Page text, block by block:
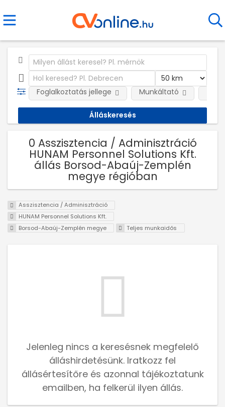
Foglalkoztatás jellege Munkáltató
0 Asszisztencia / Adminisztráció
HUNAM Personnel Solutions Kft.
állás Borsod-Abaúj-Zemplén
megye régióban
Asszisztencia / Adminisztráció
HUNAM Personnel Solutions Kft.
Borsod-Abaúj-Zemplén megye
Teljes munkaidős
Jelenleg nincs a keresésnek megfelelő
álláshirdetésünk. Iratkozz fel
állásértesítőre és azonnal tájékoztatunk
emailben, ha felkerül ilyen állás.